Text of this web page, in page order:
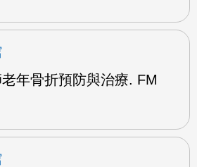
年骨折預防與治療. FM